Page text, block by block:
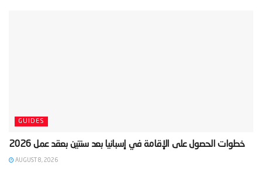
GUIDES
‫خطوات الحصول على الإقامة في إسبانيا بعد سنتين بعقد عمل 2026‬
AUGUST 8, 2026